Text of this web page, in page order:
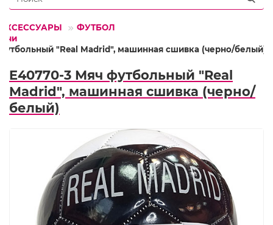
ФУТБОЛ
"Real Madrid", машинная сшивка (черно/белый)
E40770-3 Мяч футбольный "Real
Madrid", машинная сшивка (черно/
белый)